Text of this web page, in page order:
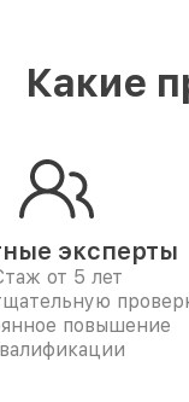
Какие
эксперты
от 5 лет
повышение